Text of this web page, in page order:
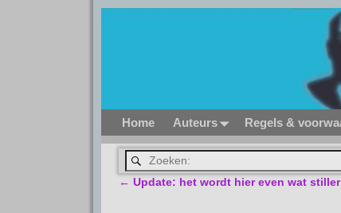
Home Auteurs Regels &
← Update: het wordt hier even wat stiller